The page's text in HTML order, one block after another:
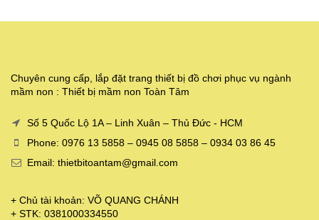
Chuyên cung cấp, lắp đặt trang thiết bị đồ chơi phục vụ ngành
mầm non : Thiết bị mầm non Toàn Tâm
Số 5 Quốc Lộ 1A – Linh Xuân – Thủ Đức - HCM
Phone: 0976 13 5858 – 0945 08 5858 – 0934 03 86 45
Email: thietbitoantam@gmail.com
+ Chủ tài khoản: VÕ QUANG CHÁNH
+ STK: 0381000334550